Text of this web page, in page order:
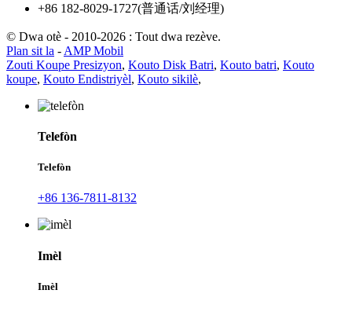
+86 182-8029-1727(普通话/刘经理)
© Dwa otè - 2010-2026 : Tout dwa rezève.
Plan sit la - AMP Mobil
Zouti Koupe Presizyon, Kouto Disk Batri, Kouto batri, Kouto
koupe, Kouto Endistriyèl, Kouto sikilè,
Telefòn
Telefòn
+86 136-7811-8132
Imèl
Imèl